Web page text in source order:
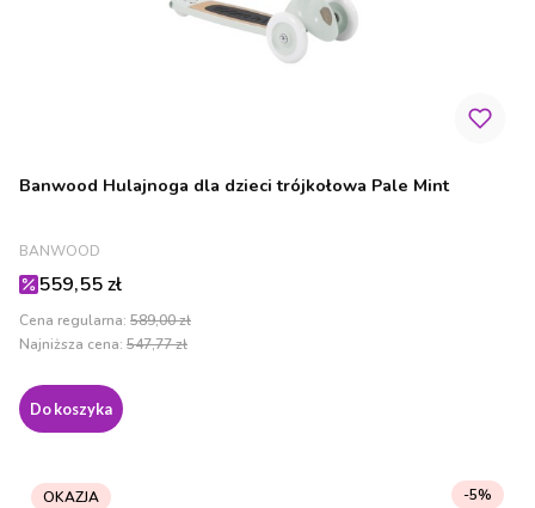
Banwood Hulajnoga dla dzieci trójkołowa Pale Mint
PRODUCENT
BANWOOD
Cena promocyjna
559,55 zł
Cena regularna: 589,00 zł
Najniższa cena: 547,77 zł
Do koszyka
OKAZJA
-5%